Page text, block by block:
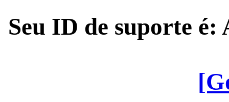
Seu ID de suporte é: